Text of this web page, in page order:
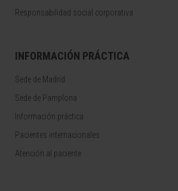
Responsabilidad social corporativa
INFORMACIÓN PRÁCTICA
Sede de Madrid
Sede de Pamplona
Información práctica
Pacientes internacionales
Atención al paciente